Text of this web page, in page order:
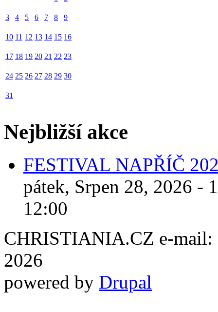
3 4 5 6 7 8 9
10 11 12 13 14 15 16
17 18 19 20 21 22 23
24 25 26 27 28 29 30
31
Nejbližší akce
FESTIVAL NAPŘÍČ
pátek, Srpen 28, 2026 -
12:00
CHRISTIANIA.CZ e-mail:
2026
powered by Drupal